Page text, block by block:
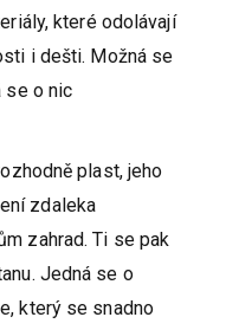
které odolávají
i dešti. Možná se
se o nic
plast, jeho
zdaleka
zahrad. Ti se pak
Jedná se o
který se snadno